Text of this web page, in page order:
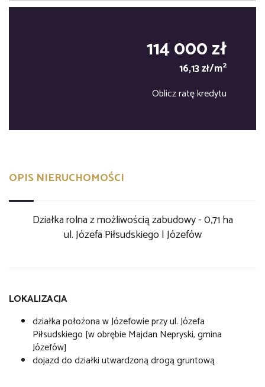
114 000 zł
16,13 zł/m2
Oblicz ratę kredytu
OPIS NIERUCHOMOŚCI
Działka rolna z możliwością zabudowy - 0,71 ha
ul. Józefa Piłsudskiego | Józefów
LOKALIZACJA
działka położona w Józefowie przy ul. Józefa
Piłsudskiego [w obrębie Majdan Nepryski, gmina
Józefów]
dojazd do działki utwardzoną drogą gruntową